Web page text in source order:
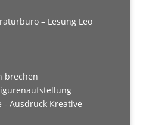
– Lesung Leo
brechen
- Ausdruck Kreative